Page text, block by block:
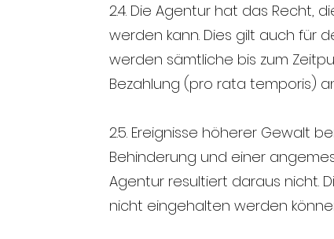
2.4. Die Agentur hat das Recht,
werden kann. Dies gilt auch für
werden sämtliche bis zum
Bezahlung (pro rata temporis)
2.5. Ereignisse höherer Gewalt
Behinderung und einer
Agentur resultiert daraus nicht.
nicht eingehalten werden